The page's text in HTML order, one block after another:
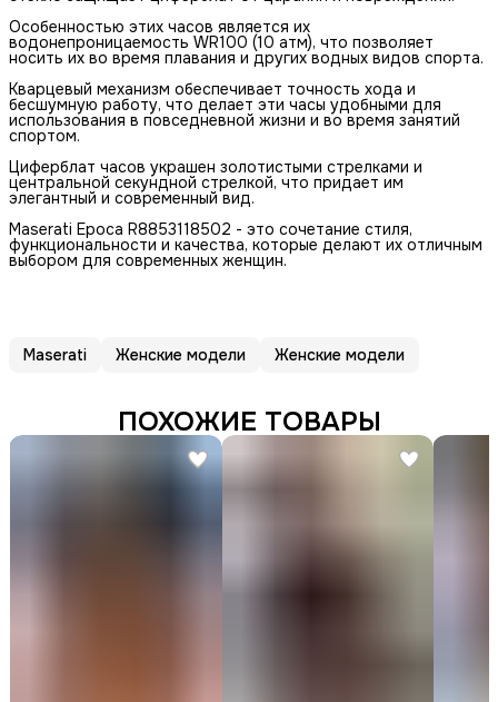
Особенностью этих часов является их
водонепроницаемость WR100 (10 атм), что позволяет
носить их во время плавания и других водных видов спорта.
Кварцевый механизм обеспечивает точность хода и
бесшумную работу, что делает эти часы удобными для
использования в повседневной жизни и во время занятий
спортом.
Циферблат часов украшен золотистыми стрелками и
центральной секундной стрелкой, что придает им
элегантный и современный вид.
Maserati Epoca R8853118502 - это сочетание стиля,
функциональности и качества, которые делают их отличным
выбором для современных женщин.
Maserati Женские модели Женские модели
ПОХОЖИЕ ТОВАРЫ